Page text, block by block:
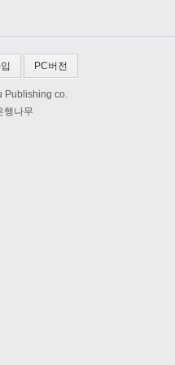
PC버전
co.
행나무